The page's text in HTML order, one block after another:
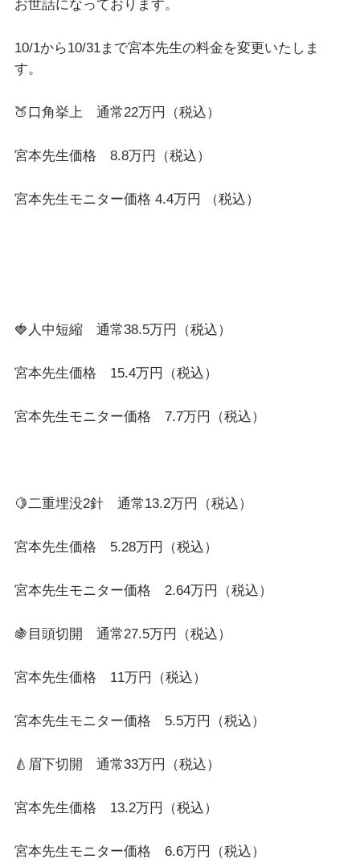
お世話になっております。
10/1から10/31まで宮本先生の料金を変更いたしま
す。
🍑口角挙上 通常22万円（税込）
宮本先生価格 8.8万円（税込）
宮本先生モニター価格 4.4万円 （税込）
🍓人中短縮 通常38.5万円（税込）
宮本先生価格 15.4万円（税込）
宮本先生モニター価格 7.7万円（税込）
🍋二重埋没2針 通常13.2万円（税込）
宮本先生価格 5.28万円（税込）
宮本先生モニター価格 2.64万円（税込）
🍇目頭切開 通常27.5万円（税込）
宮本先生価格 11万円（税込）
宮本先生モニター価格 5.5万円（税込）
🍐眉下切開 通常33万円（税込）
宮本先生価格 13.2万円（税込）
宮本先生モニター価格 6.6万円（税込）